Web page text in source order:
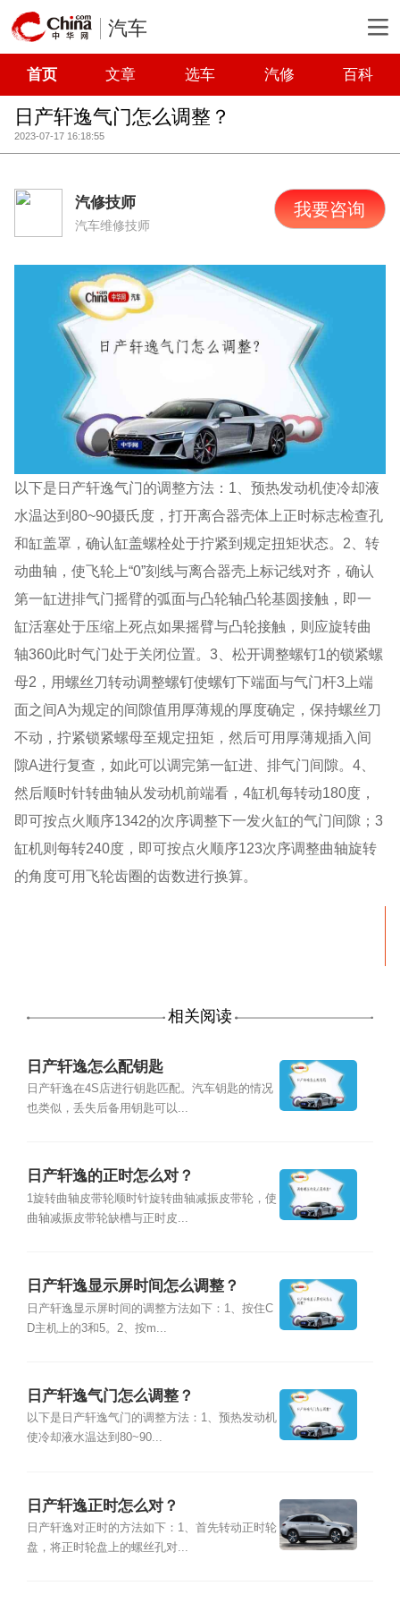
汽车
首页 文章 选车 汽修 百科
日产轩逸气门怎么调整？
2023-07-17 16:18:55
汽修技师
汽车维修技师
我要咨询
以下是日产轩逸气门的调整方法：1、预热发动机使冷却液
水温达到80~90摄氏度，打开离合器壳体上正时标志检查孔
和缸盖罩，确认缸盖螺栓处于拧紧到规定扭矩状态。2、转
动曲轴，使飞轮上“0”刻线与离合器壳上标记线对齐，确认
第一缸进排气门摇臂的弧面与凸轮轴凸轮基圆接触，即一
缸活塞处于压缩上死点如果摇臂与凸轮接触，则应旋转曲
轴360此时气门处于关闭位置。3、松开调整螺钉1的锁紧螺
母2，用螺丝刀转动调整螺钉使螺钉下端面与气门杆3上端
面之间A为规定的间隙值用厚薄规的厚度确定，保持螺丝刀
不动，拧紧锁紧螺母至规定扭矩，然后可用厚薄规插入间
隙A进行复查，如此可以调完第一缸进、排气门间隙。4、
然后顺时针转曲轴从发动机前端看，4缸机每转动180度，
即可按点火顺序1342的次序调整下一发火缸的气门间隙；3
缸机则每转240度，即可按点火顺序123次序调整曲轴旋转
的角度可用飞轮齿圈的齿数进行换算。
相关阅读
日产轩逸怎么配钥匙
日产轩逸在4S店进行钥匙匹配。汽车钥匙的情况
也类似，丢失后备用钥匙可以...
日产轩逸的正时怎么对？
1旋转曲轴皮带轮顺时针旋转曲轴减振皮带轮，使
曲轴减振皮带轮缺槽与正时皮...
日产轩逸显示屏时间怎么调整？
日产轩逸显示屏时间的调整方法如下：1、按住C
D主机上的3和5。2、按m...
日产轩逸气门怎么调整？
以下是日产轩逸气门的调整方法：1、预热发动机
使冷却液水温达到80~90...
日产轩逸正时怎么对？
日产轩逸对正时的方法如下：1、首先转动正时轮
盘，将正时轮盘上的螺丝孔对...